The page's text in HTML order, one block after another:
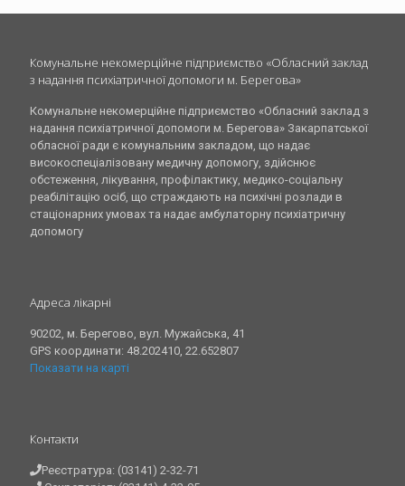
Комунальне некомерційне підприємство «Обласний заклад
з надання психіатричної допомоги м. Берегова»
Комунальне некомерційне підприємство «Обласний заклад з
надання психіатричної допомоги м. Берегова» Закарпатської
обласної ради є комунальним закладом, що надає
високоспеціалізовану медичну допомогу, здійснює
обстеження, лікування, профілактику, медико-соціальну
реабілітацію осіб, що страждають на психічні розлади в
стаціонарних умовах та надає амбулаторну психіатричну
допомогу
Адреса лікарні
90202, м. Берегово, вул. Мужайська, 41
GPS координати: 48.202410, 22.652807
Показати на карті
Контакти
Реєстратура: (03141) 2-32-71